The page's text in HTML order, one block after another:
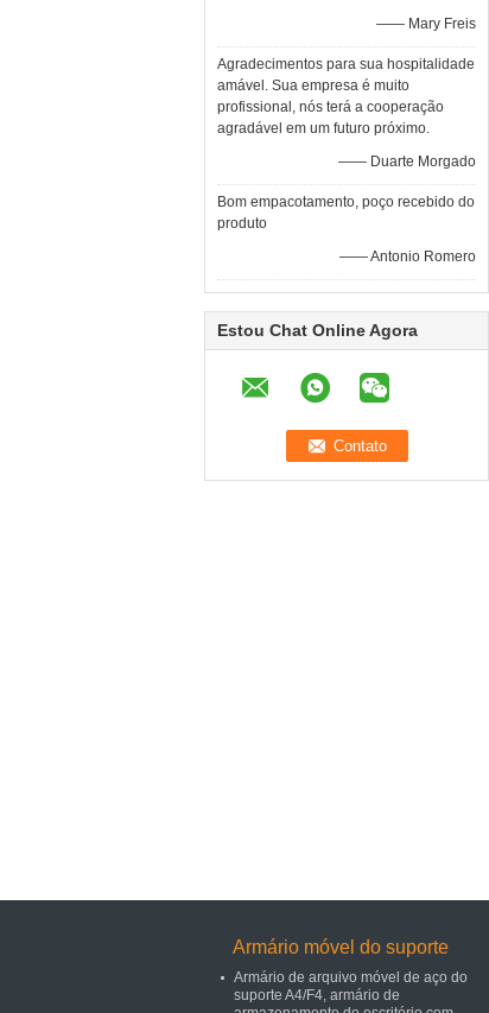
—— Mary Freis
Agradecimentos para sua hospitalidade
amável. Sua empresa é muito
profissional, nós terá a cooperação
agradável em um futuro próximo.
—— Duarte Morgado
Bom empacotamento, poço recebido do
produto
—— Antonio Romero
Estou Chat Online Agora
Armário móvel do suporte
Armário de arquivo móvel de aço do
suporte A4/F4, armário de